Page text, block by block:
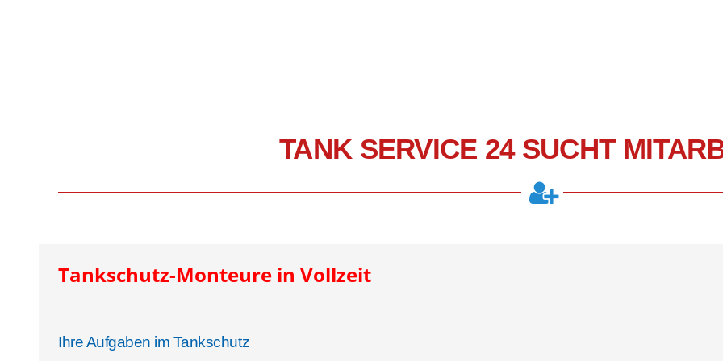
TANK SERVICE 24 SUCHT
Tankschutz-Monteure in Vollzeit
Ihre Aufgaben im Tankschutz